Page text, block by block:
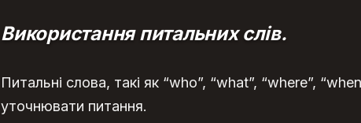
Використання питальних слів.
Питальні слова, такі як “who”, “what”, “where”,
уточнювати питання.